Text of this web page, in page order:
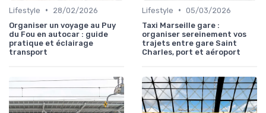
Lifestyle •
28/02/2026
Organiser un voyage au Puy
du Fou en autocar : guide
pratique et éclairage
transport
Lifestyle • 05/03/2026
Taxi Marseille gare :
organiser sereinement vos
trajets entre gare Saint
Charles, port et aéroport